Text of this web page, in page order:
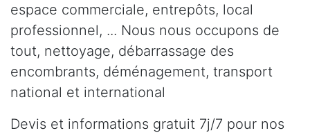
espace commerciale, entrepôts, local
professionnel, ... Nous nous occupons de
tout, nettoyage, débarrassage des
encombrants, déménagement, transport
national et international
Devis et informations gratuit 7j/7 pour nos